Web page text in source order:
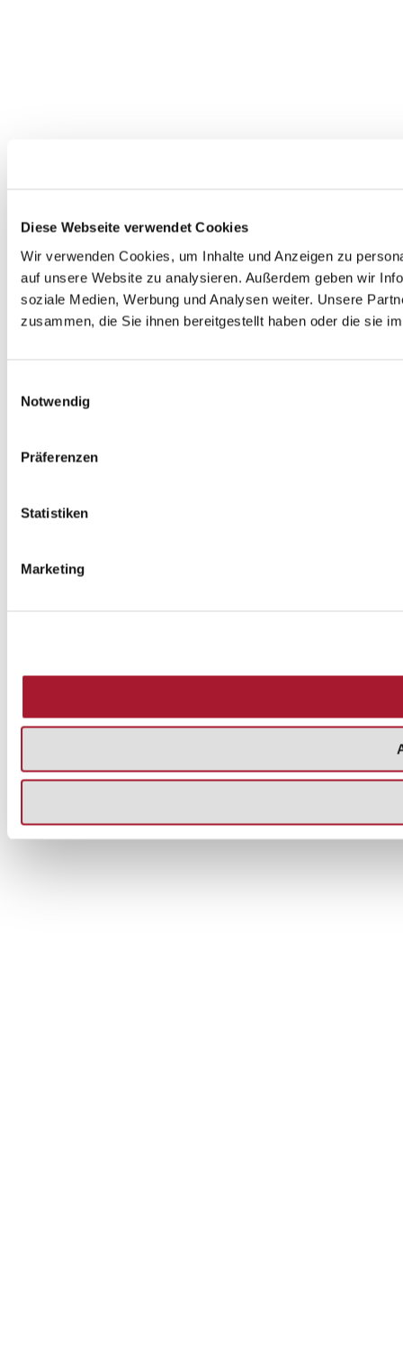
Diese Webseite verwendet Cookies
Wir verwenden Cookies, um Inhalte und Anzeigen zu
auf unsere Website zu analysieren. Außerdem geben wir
soziale Medien, Werbung und Analysen weiter. Unsere
zusammen, die Sie ihnen bereitgestellt haben oder die sie
Notwendig
Präferenzen
Statistiken
Marketing